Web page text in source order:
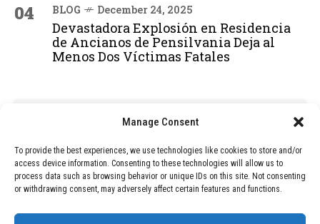
Manage Consent
To provide the best experiences, we use technologies like cookies to store and/or
access device information. Consenting to these technologies will allow us to
process data such as browsing behavior or unique IDs on this site. Not consenting
or withdrawing consent, may adversely affect certain features and functions.
04 BLOG December 24, 2025
Devastadora Explosión en Residencia
de Ancianos de Pensilvania Deja al
Menos Dos Víctimas Fatales